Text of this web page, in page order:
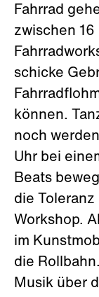
Fahrrad
zwischen
schicke
können.
noch
Uhr bei
Beats
die
Workshop.
im
die
Musik über